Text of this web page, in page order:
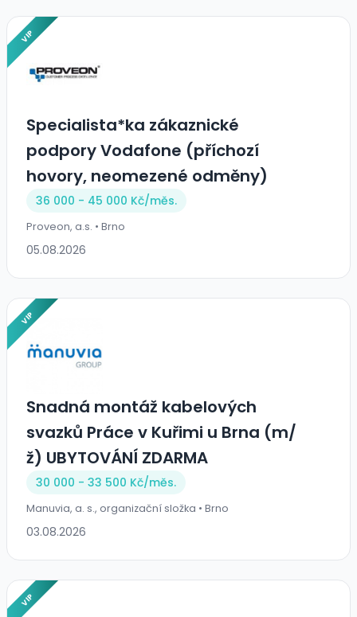
VIP
Specialista*ka zákaznické
podpory Vodafone (příchozí
hovory, neomezené odměny)
36 000 - 45 000 Kč/měs.
Proveon, a.s. • Brno
05.08.2026
VIP
Snadná montáž kabelových
svazků Práce v Kuřimi u Brna (m/
ž) UBYTOVÁNÍ ZDARMA
30 000 - 33 500 Kč/měs.
Manuvia, a. s., organizační složka • Brno
03.08.2026
VIP